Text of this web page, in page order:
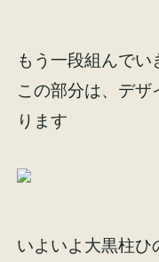
もう一段組んでい
この部分は、デザ
ります
いよいよ大黒柱ひ
会社概要
スタッフ紹介
イベント情報